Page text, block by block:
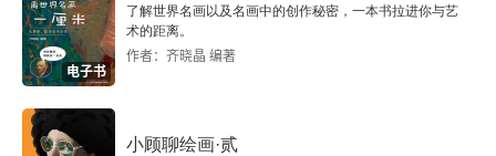
第二十一章 不安的基因
第二十二章 “必遭不幸”
尾声
电子书
了解世界名画以及名画中的创作秘密，一本书拉进你与艺
术的距离。
作者：齐晓晶 编著
小顾聊绘画·贰